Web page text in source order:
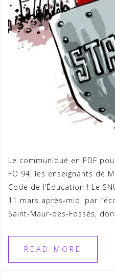
Le communiqué en PDF
FO 94, les enseignants de
Code de l’Éducation ! Le
11 mars après-midi par
Saint-Maur-des-Fossés,
READ MORE